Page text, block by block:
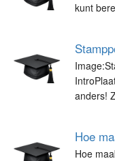
kunt
anders!
Hoe
Hoe